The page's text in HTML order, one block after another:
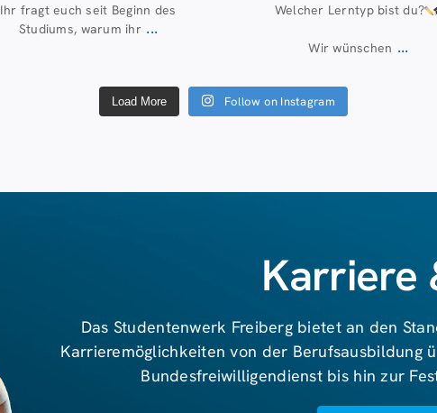
Ihr fragt euch seit Beginn des
Studiums, warum ihr ...
Welcher Lerntyp bist du?
Wir wünschen ...
Load More Follow on Instagram
Karriere
Das Studentenwerk Freiberg bietet an den
Karrieremöglichkeiten von der Berufsausbildung
Bundesfreiwilligendienst bis hin zur